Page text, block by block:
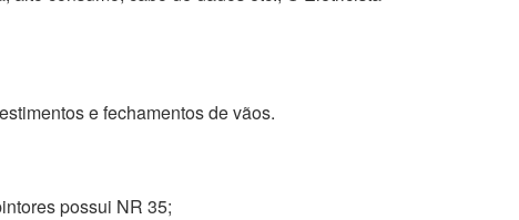
e fechamentos de vãos.
possui NR 35;